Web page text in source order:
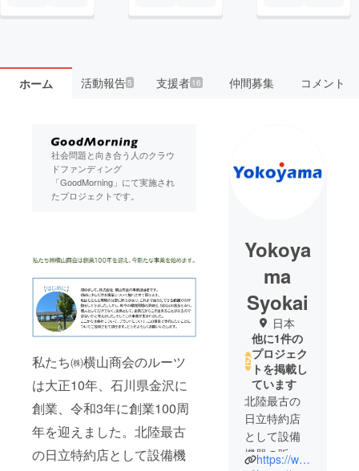
ホーム 活動報告5 支援者 16 仲間募集 コメント
社会問題と向き合う人のクラウ
ドファンディング
「GoodMorning」にて実施され
たプロジェクトです。
私たち㈱横山商会のルーツ
は大正10年、石川県金沢に
創業、令和3年に創業100周
年を迎えました。北陸最古
の日立特約店として設備機
Yokoya
ma
Syokai
日本
他に1件の
プロジェク
トを掲載し
ています
北陸最古の
日立特約店
として設備
機器の販
https://www.instagram.com/mirainoki_yokoyama/